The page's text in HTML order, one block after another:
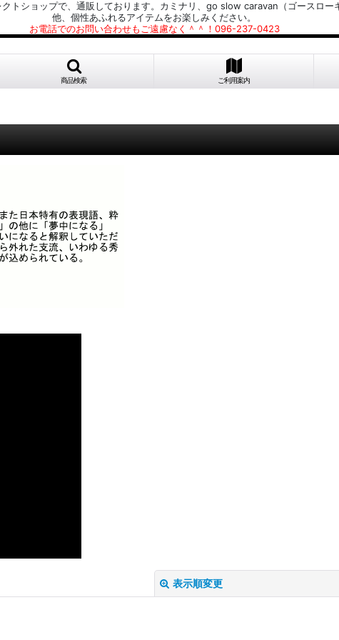
トショップで、通販しております。カミナリ、go slow caravan（ゴースロ
他、個性あふれるアイテムをお楽しみください。
お電話でのお問い合わせもご遠慮なく＾＾！096-237-0423
商品検索 ご利用案内
表示順変更